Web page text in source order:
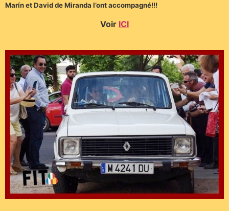
Marín et David de Miranda l’ont accompagné!!!
Voir ICI